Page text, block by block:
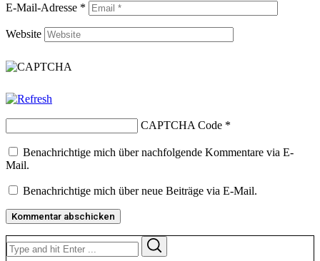
E-Mail-Adresse *
Website
CAPTCHA Code *
Benachrichtige mich über nachfolgende Kommentare via E-
Mail.
Benachrichtige mich über neue Beiträge via E-Mail.
Search
for: